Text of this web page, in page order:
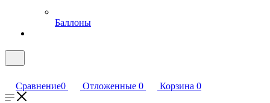
Баллоны
Сравнение0 Отложенные 0 Корзина 0